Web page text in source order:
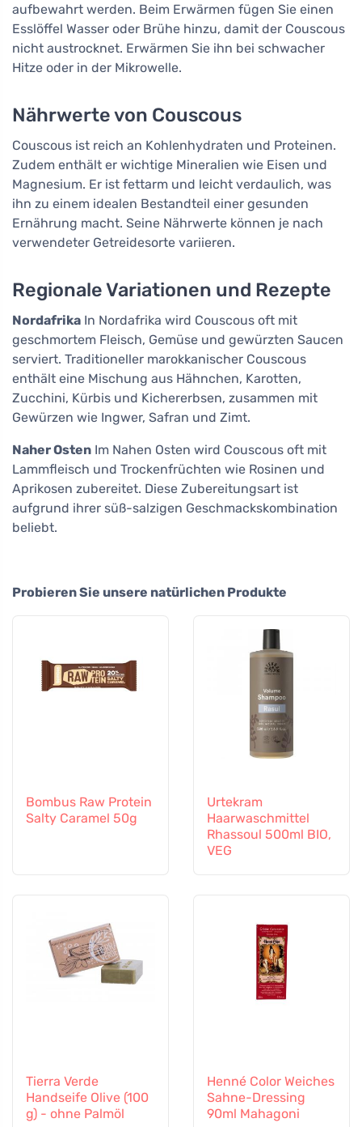
aufbewahrt werden. Beim Erwärmen fügen Sie einen
Esslöffel Wasser oder Brühe hinzu, damit der Couscous
nicht austrocknet. Erwärmen Sie ihn bei schwacher
Hitze oder in der Mikrowelle.
Nährwerte von Couscous
Couscous ist reich an Kohlenhydraten und Proteinen.
Zudem enthält er wichtige Mineralien wie Eisen und
Magnesium. Er ist fettarm und leicht verdaulich, was
ihn zu einem idealen Bestandteil einer gesunden
Ernährung macht. Seine Nährwerte können je nach
verwendeter Getreidesorte variieren.
Regionale Variationen und Rezepte
Nordafrika In Nordafrika wird Couscous oft mit
geschmortem Fleisch, Gemüse und gewürzten Saucen
serviert. Traditioneller marokkanischer Couscous
enthält eine Mischung aus Hähnchen, Karotten,
Zucchini, Kürbis und Kichererbsen, zusammen mit
Gewürzen wie Ingwer, Safran und Zimt.
Naher Osten Im Nahen Osten wird Couscous oft mit
Lammfleisch und Trockenfrüchten wie Rosinen und
Aprikosen zubereitet. Diese Zubereitungsart ist
aufgrund ihrer süß-salzigen Geschmackskombination
beliebt.
Probieren Sie unsere natürlichen Produkte
Bombus Raw Protein
Salty Caramel 50g
Urtekram
Haarwaschmittel
Rhassoul 500ml BIO,
VEG
Tierra Verde
Handseife Olive (100
g) - ohne Palmöl
Henné Color Weiches
Sahne-Dressing
90ml Mahagoni